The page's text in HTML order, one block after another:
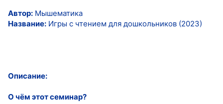
Автор: Мышематика
Название: Игры c чтением для дошкольников (2023)
Описание:
О чём этот семинар?